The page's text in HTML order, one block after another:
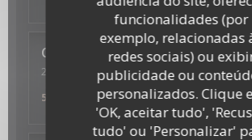
funcionalidades (por
exemplo, relacionadas
redes sociais) ou
publicidade ou
personalizados. Clique
'OK, aceitar tudo',
tudo' ou 'Personalizar'
Christine D
2022-07-21
- 20:15 - guests 2
/5 ambience:4/5 menu:4/5
5